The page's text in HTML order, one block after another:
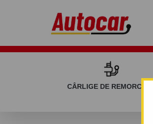
CÂRLIGE DE REMORCARE